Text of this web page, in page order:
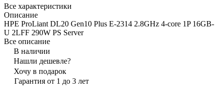
Все характеристики
Описание
HPE ProLiant DL20 Gen10 Plus E-2314 2.8GHz 4-core 1P 16GB-
U 2LFF 290W PS Server
Все описание
В наличии
Нашли дешевле?
Хочу в подарок
Гарантия от 1 до 3 лет